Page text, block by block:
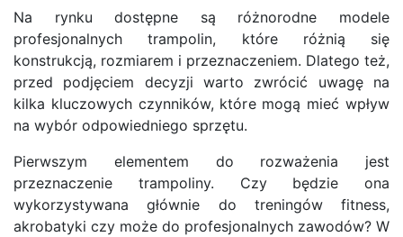
Na rynku dostępne są różnorodne modele
profesjonalnych trampolin, które różnią się
konstrukcją, rozmiarem i przeznaczeniem. Dlatego też,
przed podjęciem decyzji warto zwrócić uwagę na
kilka kluczowych czynników, które mogą mieć wpływ
na wybór odpowiedniego sprzętu.
Pierwszym elementem do rozważenia jest
przeznaczenie trampoliny. Czy będzie ona
wykorzystywana głównie do treningów fitness,
akrobatyki czy może do profesjonalnych zawodów? W